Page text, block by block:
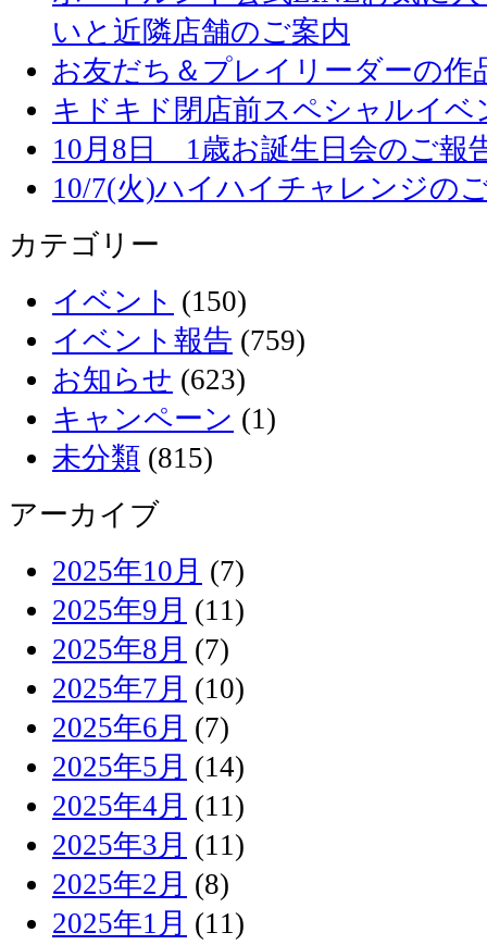
いと近隣店舗のご案内
お友だち＆プレイリーダーの作
キドキド閉店前スペシャルイベ
10月8日 1歳お誕生日会のご報
10/7(火)ハイハイチャレンジの
カテゴリー
イベント (150)
イベント報告 (759)
お知らせ (623)
キャンペーン (1)
未分類 (815)
アーカイブ
2025年10月 (7)
2025年9月 (11)
2025年8月 (7)
2025年7月 (10)
2025年6月 (7)
2025年5月 (14)
2025年4月 (11)
2025年3月 (11)
2025年2月 (8)
2025年1月 (11)